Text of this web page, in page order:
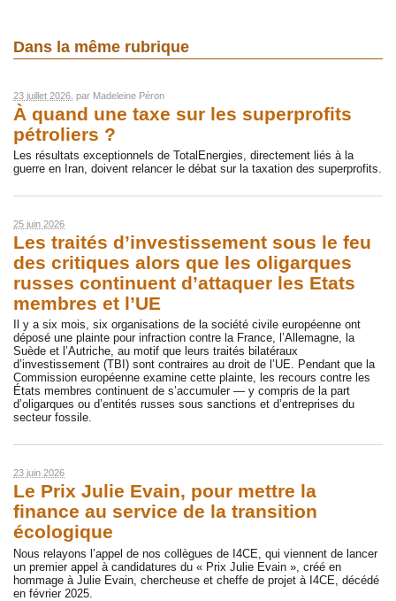
Dans la même rubrique
23 juillet 2026 , par Madeleine Péron
À quand une taxe sur les superprofits
pétroliers ?
Les résultats exceptionnels de TotalEnergies, directement liés à la
guerre en Iran, doivent relancer le débat sur la taxation des superprofits.
25 juin 2026
Les traités d’investissement sous le feu
des critiques alors que les oligarques
russes continuent d’attaquer les Etats
membres et l’UE
Il y a six mois, six organisations de la société civile européenne ont
déposé une plainte pour infraction contre la France, l’Allemagne, la
Suède et l’Autriche, au motif que leurs traités bilatéraux
d’investissement (TBI) sont contraires au droit de l’UE. Pendant que la
Commission européenne examine cette plainte, les recours contre les
États membres continuent de s’accumuler — y compris de la part
d’oligarques ou d’entités russes sous sanctions et d’entreprises du
secteur fossile.
23 juin 2026
Le Prix Julie Evain, pour mettre la
finance au service de la transition
écologique
Nous relayons l’appel de nos collègues de I4CE, qui viennent de lancer
un premier appel à candidatures du « Prix Julie Evain », créé en
hommage à Julie Evain, chercheuse et cheffe de projet à I4CE, décédé
en février 2025.